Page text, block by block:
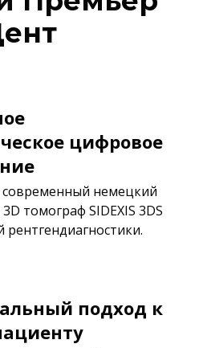
цифровое
немецкий
томограф SIDEXIS 3DS
подход к